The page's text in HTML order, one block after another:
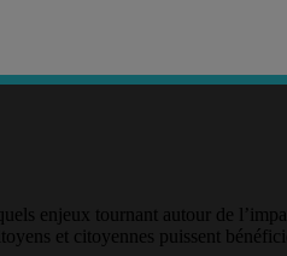
enjeux tournant autour de
et citoyennes puissent